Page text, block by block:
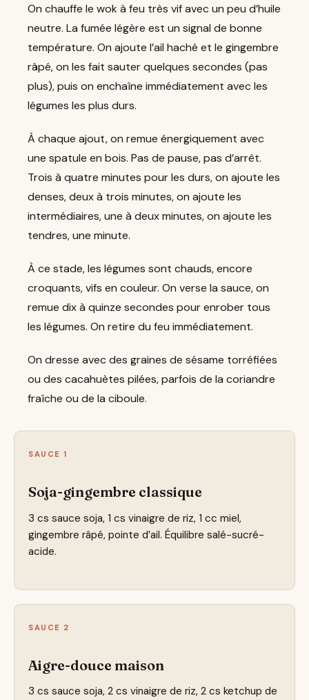
On chauffe le wok à feu très vif avec un peu d’huile
neutre. La fumée légère est un signal de bonne
température. On ajoute l’ail haché et le gingembre
râpé, on les fait sauter quelques secondes (pas
plus), puis on enchaîne immédiatement avec les
légumes les plus durs.
À chaque ajout, on remue énergiquement avec
une spatule en bois. Pas de pause, pas d’arrêt.
Trois à quatre minutes pour les durs, on ajoute les
denses, deux à trois minutes, on ajoute les
intermédiaires, une à deux minutes, on ajoute les
tendres, une minute.
À ce stade, les légumes sont chauds, encore
croquants, vifs en couleur. On verse la sauce, on
remue dix à quinze secondes pour enrober tous
les légumes. On retire du feu immédiatement.
On dresse avec des graines de sésame torréfiées
ou des cacahuètes pilées, parfois de la coriandre
fraîche ou de la ciboule.
SAUCE 1
Soja-gingembre classique
3 cs sauce soja, 1 cs vinaigre de riz, 1 cc miel,
gingembre râpé, pointe d’ail. Équilibre salé-sucré-
acide.
SAUCE 2
Aigre-douce maison
3 cs sauce soja, 2 cs vinaigre de riz, 2 cs ketchup de